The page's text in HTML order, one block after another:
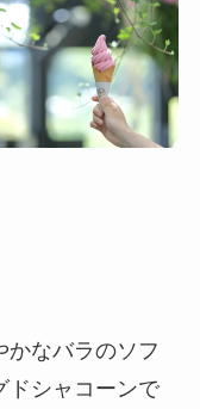
かなバラのソフ
ドシャコーンで